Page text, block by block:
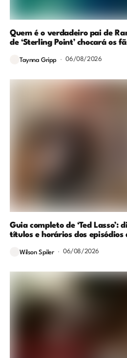
Quem é o verdadeiro pai de
de ‘Sterling Point’ chocará os
Taynna Gripp 06/08/2026
Guia completo de ‘Ted Lasso’:
títulos e horários dos episódios
Wilson Spiler 06/08/2026